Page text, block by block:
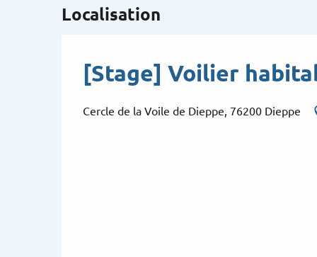
Localisation
[Stage] Voilier
Cercle de la Voile de Dieppe, 76200 Dieppe